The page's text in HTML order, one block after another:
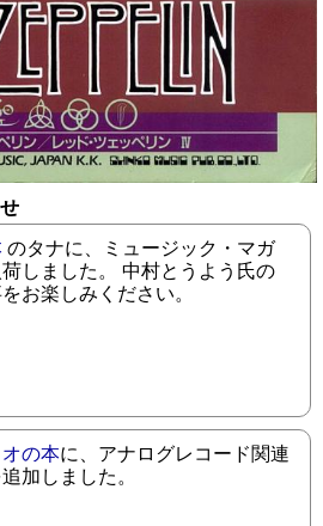
のタナに、ミュージック・マガ
しました。 中村とうよう氏の
お楽しみください。
の本に、アナログレコード関連
加しました。